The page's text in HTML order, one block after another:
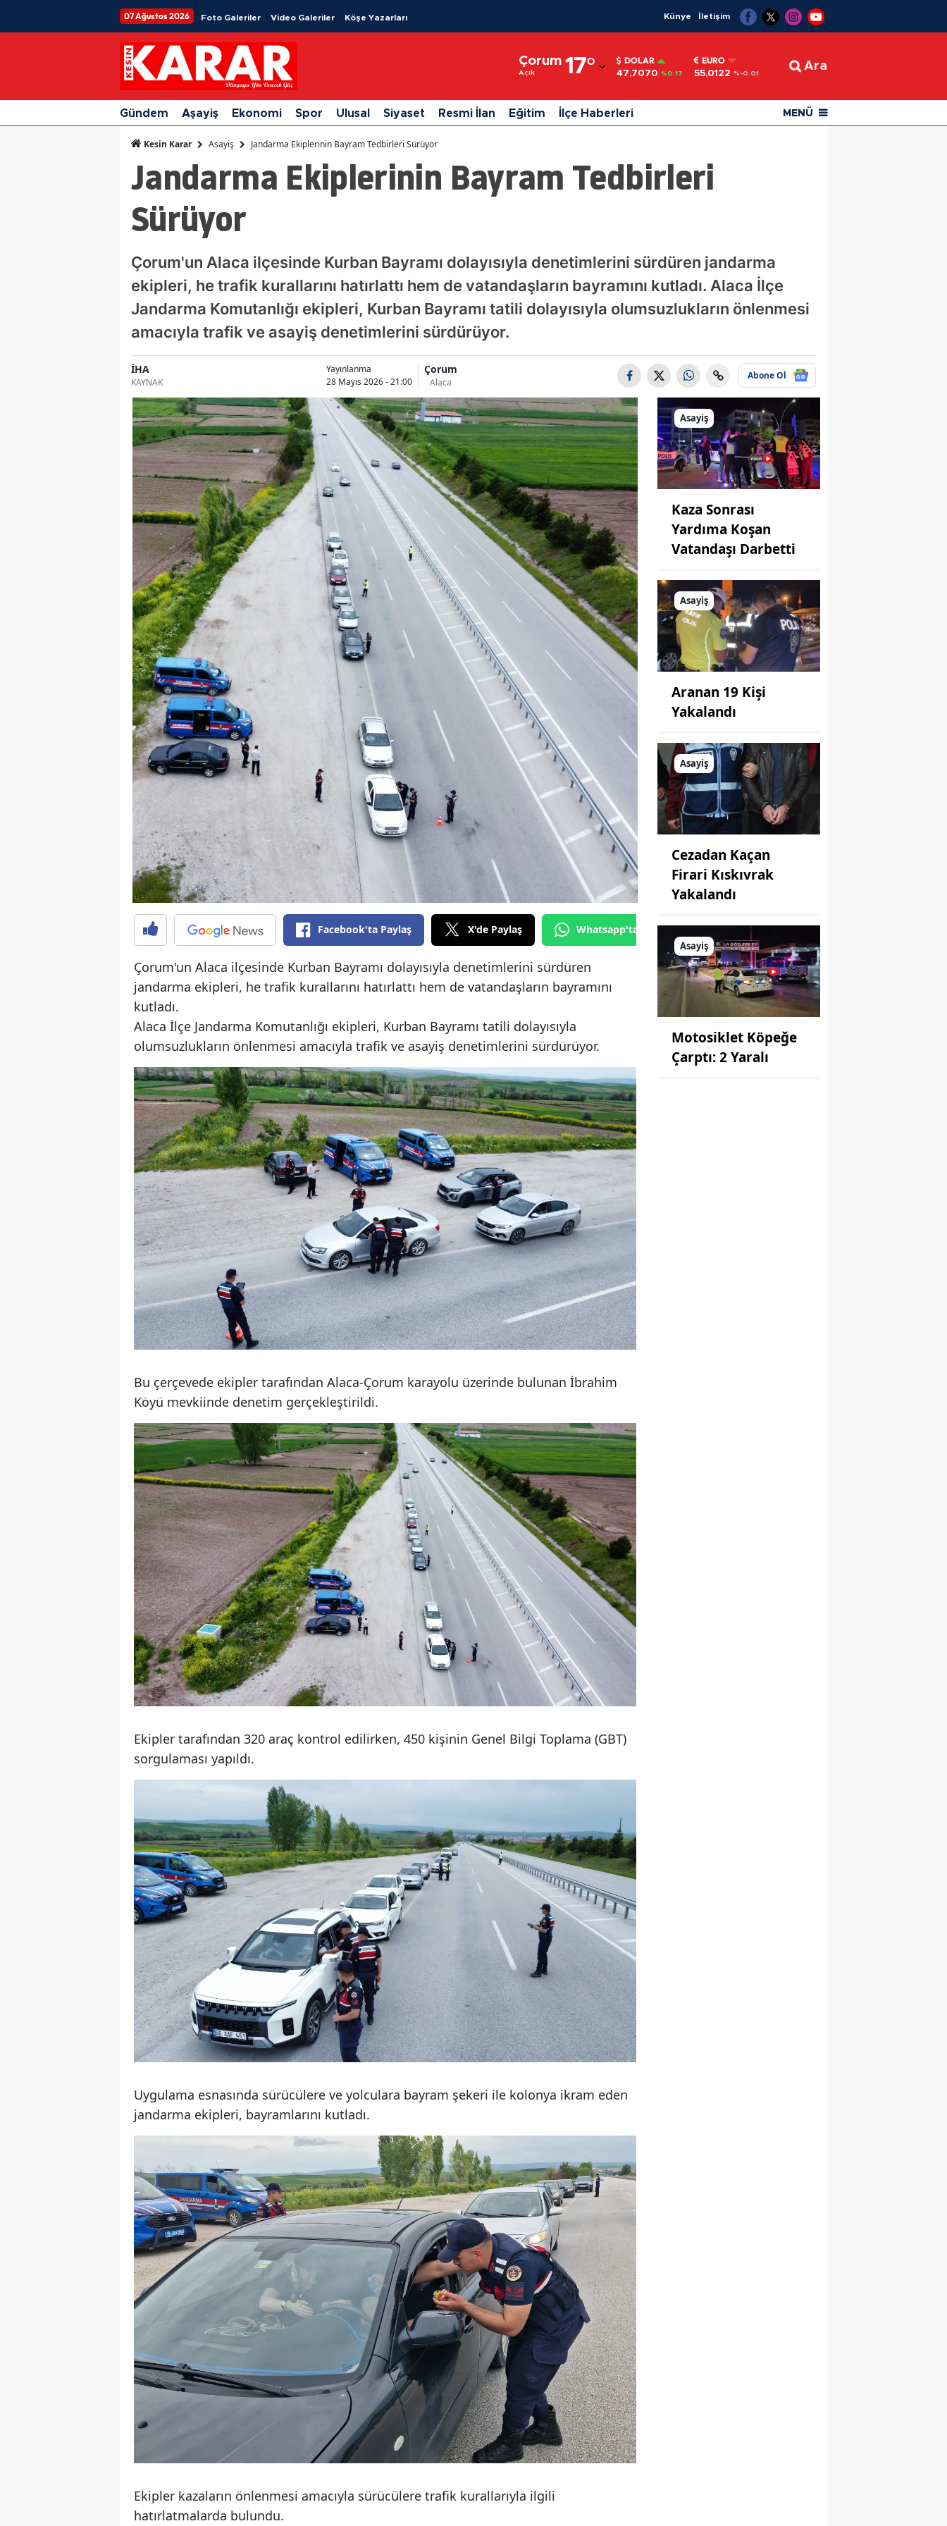
07 Ağustos 2026 Foto Galeriler Video Galeriler Köşe Yazarları Künye İletişim
Çorum
Açık 17°
Adıyaman
Afyonkarahisar
Ağrı
Ankara
Aydın
Balıkesir
Bingöl
Bolu
Burdur
Bursa
Çanakkale
Çankırı
Çorum
Denizli
Diyarbakır
Edirne
Erzincan
Erzurum
Eskişehir
Gaziantep
Giresun
Gümüşhane
Hakkari
Isparta
Mersin
İstanbul
İzmir
Kars
Kastamonu
Kayseri
Kırklareli
Kırşehir
Kocaeli
Konya
Kütahya
Malatya
Manisa
Kahramanmaraş
Muş
Nevşehir
Niğde
Ordu
Rize
Sakarya
Samsun
Siirt
Sinop
Sivas
Tokat
Şanlıurfa
Uşak
Van
Yozgat
Zonguldak
Aksaray
Bayburt
Karaman
Kırıkkale
Batman
Ardahan
Iğdır
Yalova
Karabük
Kilis
Osmaniye
Düzce
DOLAR
47,7070 %0.17
EURO
55,0122 %-0.01
Ara
Gündem Aşayiş Ekonomi Spor Ulusal Siyaset Resmi İlan Eğitim İlçe Haberleri MENÜ
Kesin Karar Asayiş Jandarma Ekiplerinin Bayram Tedbirleri Sürüyor
Jandarma Ekiplerinin Bayram Tedbirleri
Sürüyor
Çorum'un Alaca ilçesinde Kurban Bayramı dolayısıyla denetimlerini sürdüren jandarma
ekipleri, he trafik kurallarını hatırlattı hem de vatandaşların bayramını kutladı. Alaca İlçe
Jandarma Komutanlığı ekipleri, Kurban Bayramı tatili dolayısıyla olumsuzlukların önlenmesi
amacıyla trafik ve asayiş denetimlerini sürdürüyor.
İHA
KAYNAK
Yayınlanma
28 Mayıs 2026 - 21:00
Çorum
Alaca
Abone Ol
Facebook'ta Paylaş X'de Paylaş Whatsapp'tan Gönder
Çorum'un Alaca ilçesinde Kurban Bayramı dolayısıyla denetimlerini sürdüren
jandarma ekipleri, he trafik kurallarını hatırlattı hem de vatandaşların bayramını
kutladı.
Alaca İlçe Jandarma Komutanlığı ekipleri, Kurban Bayramı tatili dolayısıyla
olumsuzlukların önlenmesi amacıyla trafik ve asayiş denetimlerini sürdürüyor.
Bu çerçevede ekipler tarafından Alaca-Çorum karayolu üzerinde bulunan İbrahim
Köyü mevkiinde denetim gerçekleştirildi.
Ekipler tarafından 320 araç kontrol edilirken, 450 kişinin Genel Bilgi Toplama (GBT)
sorgulaması yapıldı.
Uygulama esnasında sürücülere ve yolculara bayram şekeri ile kolonya ikram eden
jandarma ekipleri, bayramlarını kutladı.
Ekipler kazaların önlenmesi amacıyla sürücülere trafik kurallarıyla ilgili
hatırlatmalarda bulundu.
Asayiş
Kaza Sonrası
Yardıma Koşan
Vatandaşı Darbetti
Asayiş
Aranan 19 Kişi
Yakalandı
Asayiş
Cezadan Kaçan
Firari Kıskıvrak
Yakalandı
Asayiş
Motosiklet Köpeğe
Çarptı: 2 Yaralı